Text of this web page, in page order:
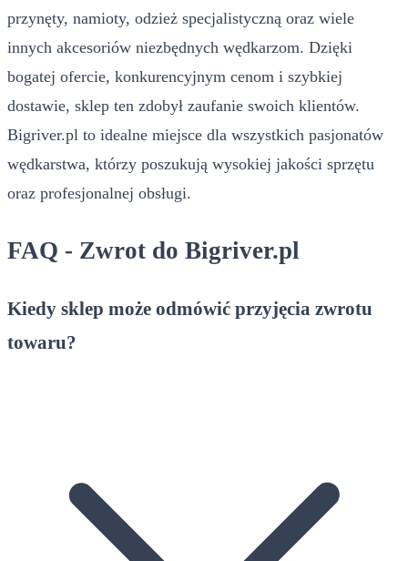
przynęty, namioty, odzież specjalistyczną oraz wiele
innych akcesoriów niezbędnych wędkarzom. Dzięki
bogatej ofercie, konkurencyjnym cenom i szybkiej
dostawie, sklep ten zdobył zaufanie swoich klientów.
Bigriver.pl to idealne miejsce dla wszystkich pasjonatów
wędkarstwa, którzy poszukują wysokiej jakości sprzętu
oraz profesjonalnej obsługi.
FAQ - Zwrot do Bigriver.pl
Kiedy sklep może odmówić przyjęcia zwrotu
towaru?